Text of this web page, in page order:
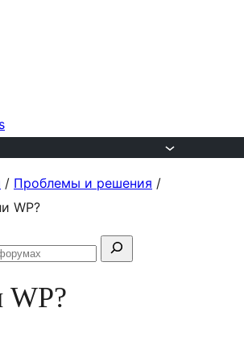
/ Проблемы и решения /
WP?
Искать
WP?